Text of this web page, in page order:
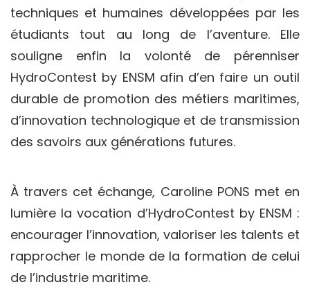
techniques et humaines développées par les
étudiants tout au long de l’aventure. Elle
souligne enfin la volonté de pérenniser
HydroContest by ENSM afin d’en faire un outil
durable de promotion des métiers maritimes,
d’innovation technologique et de transmission
des savoirs aux générations futures.
À travers cet échange, Caroline PONS met en
lumière la vocation d’HydroContest by ENSM :
encourager l’innovation, valoriser les talents et
rapprocher le monde de la formation de celui
de l’industrie maritime.